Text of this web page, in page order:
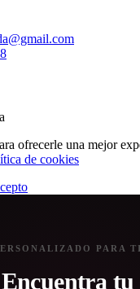
ofrecerle una mejor
de cookies
PARA TI
Encuentra tu